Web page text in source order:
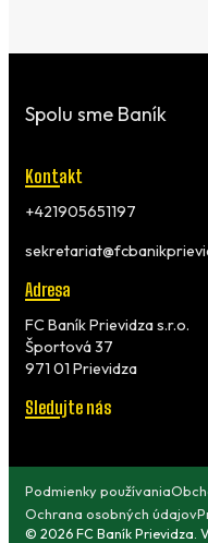
Spolu sme Baník
Kontakt
+421905651197
Adresa
FC Baník Prievidza s.r.o.
Športová 37
971 01 Prievidza
Sledujte nás
© 2026 FC Baník Prievidza.
Podmienky používania
Ochrana osobných údajov